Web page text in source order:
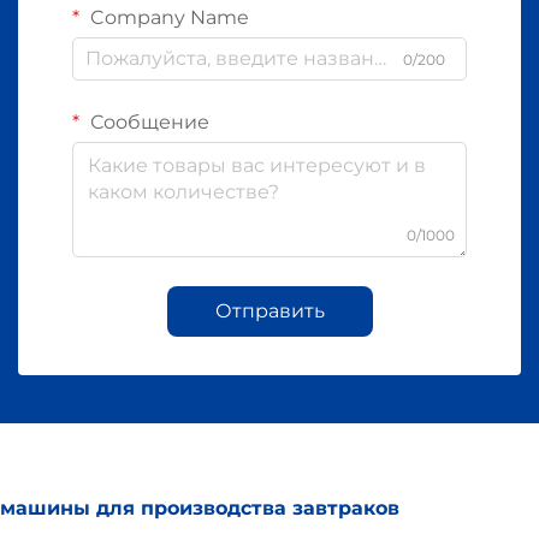
Company Name
0/200
Сообщение
0/1000
Отправить
машины для производства завтраков